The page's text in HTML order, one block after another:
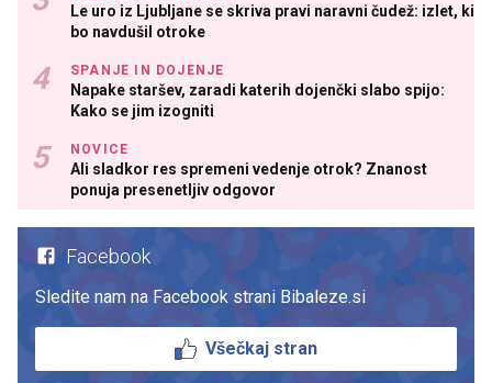
Le uro iz Ljubljane se skriva pravi naravni čudež: izlet, ki
bo navdušil otroke
SPANJE IN DOJENJE
Napake staršev, zaradi katerih dojenčki slabo spijo:
Kako se jim izogniti
NOVICE
Ali sladkor res spremeni vedenje otrok? Znanost
ponuja presenetljiv odgovor
Facebook
Sledite nam na Facebook strani Bibaleze.si
Všečkaj stran